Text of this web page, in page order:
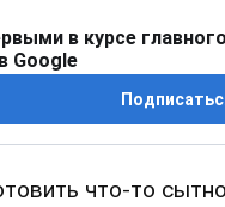
в курсе
Google
что-то